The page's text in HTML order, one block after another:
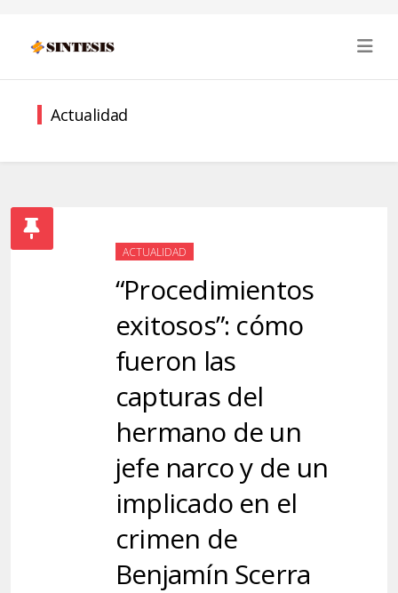
Actualidad
ACTUALIDAD
“Procedimientos
exitosos”: cómo
fueron las
capturas del
hermano de un
jefe narco y de un
implicado en el
crimen de
Benjamín Scerra